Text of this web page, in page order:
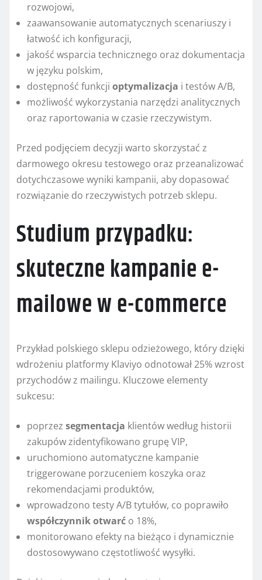
rozwojowi,
zaawansowanie automatycznych scenariuszy i
łatwość ich konfiguracji,
jakość wsparcia technicznego oraz dokumentacja
w języku polskim,
dostępność funkcji optymalizacja i testów A/B,
możliwość wykorzystania narzędzi analitycznych
oraz raportowania w czasie rzeczywistym.
Przed podjęciem decyzji warto skorzystać z
darmowego okresu testowego oraz przeanalizować
dotychczasowe wyniki kampanii, aby dopasować
rozwiązanie do rzeczywistych potrzeb sklepu.
Studium przypadku:
skuteczne kampanie e-
mailowe w e-commerce
Przykład polskiego sklepu odzieżowego, który dzięki
wdrożeniu platformy Klaviyo odnotował 25% wzrost
przychodów z mailingu. Kluczowe elementy
sukcesu:
poprzez segmentacja klientów według historii
zakupów zidentyfikowano grupę VIP,
uruchomiono automatyczne kampanie
triggerowane porzuceniem koszyka oraz
rekomendacjami produktów,
wprowadzono testy A/B tytułów, co poprawiło
współczynnik otwarć o 18%,
monitorowano efekty na bieżąco i dynamicznie
dostosowywano częstotliwość wysyłki.